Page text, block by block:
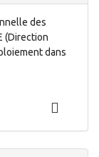
des
(Direction
dans